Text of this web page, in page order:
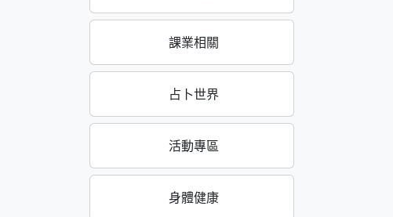
課業相關
占卜世界
活動專區
身體健康